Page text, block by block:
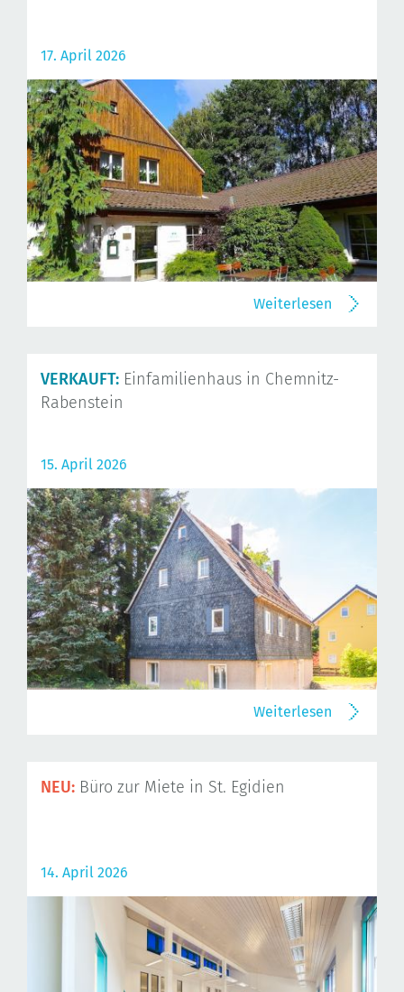
17. April 2026
Weiterlesen
VERKAUFT: Einfamilienhaus in Chemnitz-
Rabenstein
15. April 2026
Weiterlesen
NEU: Büro zur Miete in St. Egidien
14. April 2026